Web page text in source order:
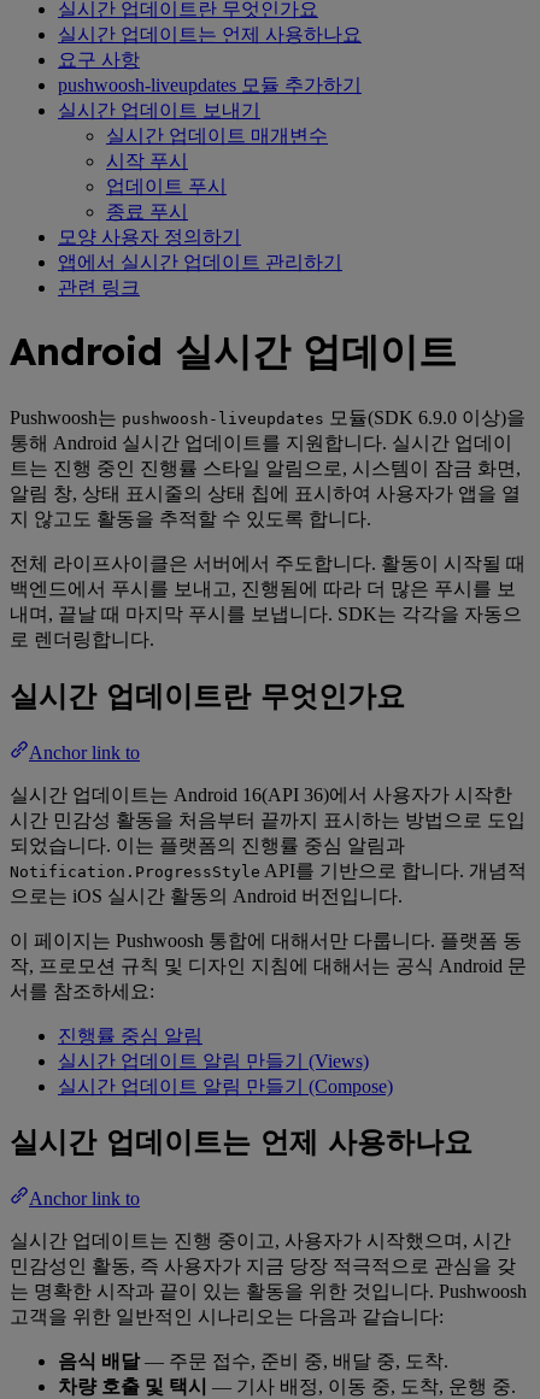
실시간 업데이트란 무엇인가요
실시간 업데이트는 언제 사용하나요
요구 사항
pushwoosh-liveupdates 모듈 추가하기
실시간 업데이트 보내기
실시간 업데이트 매개변수
시작 푸시
업데이트 푸시
종료 푸시
모양 사용자 정의하기
앱에서 실시간 업데이트 관리하기
관련 링크
Android 실시간 업데이트
Pushwoosh는 pushwoosh-liveupdates 모듈(SDK 6.9.0 이상)을
통해 Android 실시간 업데이트를 지원합니다. 실시간 업데이
트는 진행 중인 진행률 스타일 알림으로, 시스템이 잠금 화면,
알림 창, 상태 표시줄의 상태 칩에 표시하여 사용자가 앱을 열
지 않고도 활동을 추적할 수 있도록 합니다.
전체 라이프사이클은 서버에서 주도합니다. 활동이 시작될 때
백엔드에서 푸시를 보내고, 진행됨에 따라 더 많은 푸시를 보
내며, 끝날 때 마지막 푸시를 보냅니다. SDK는 각각을 자동으
로 렌더링합니다.
실시간 업데이트란 무엇인가요
Anchor link to
실시간 업데이트는 Android 16(API 36)에서 사용자가 시작한
시간 민감성 활동을 처음부터 끝까지 표시하는 방법으로 도입
되었습니다. 이는 플랫폼의 진행률 중심 알림과
Notification.ProgressStyle API를 기반으로 합니다. 개념적
으로는 iOS 실시간 활동의 Android 버전입니다.
이 페이지는 Pushwoosh 통합에 대해서만 다룹니다. 플랫폼 동
작, 프로모션 규칙 및 디자인 지침에 대해서는 공식 Android 문
서를 참조하세요:
진행률 중심 알림
실시간 업데이트 알림 만들기 (Views)
실시간 업데이트 알림 만들기 (Compose)
실시간 업데이트는 언제 사용하나요
Anchor link to
실시간 업데이트는 진행 중이고, 사용자가 시작했으며, 시간
민감성인 활동, 즉 사용자가 지금 당장 적극적으로 관심을 갖
는 명확한 시작과 끝이 있는 활동을 위한 것입니다. Pushwoosh
고객을 위한 일반적인 시나리오는 다음과 같습니다:
음식 배달— 주문 접수, 준비 중, 배달 중, 도착.
차량 호출 및 택시 — 기사 배정, 이동 중, 도착, 운행 중.